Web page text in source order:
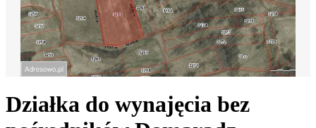
Działka do wynajęcia bez